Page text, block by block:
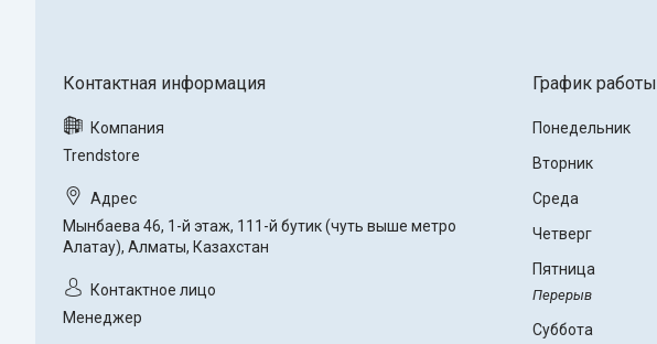
Trendstore
Мынбаева 46, 1-й этаж, 111-й бутик (чуть выше метро
Алатау), Алматы, Казахстан
Менеджер
График работы
Понедельник
Вторник
Среда
Четверг
Пятница
Суббота